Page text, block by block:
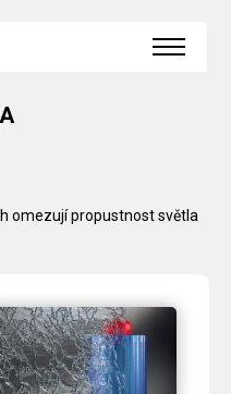
ROUBENEK
omezují propustnost světla